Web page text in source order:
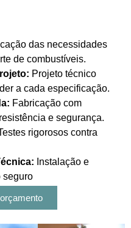
das necessidades
de combustíveis.
Projeto técnico
a cada especificação.
Fabricação com
e segurança.
rigorosos contra
Instalação e
seguro